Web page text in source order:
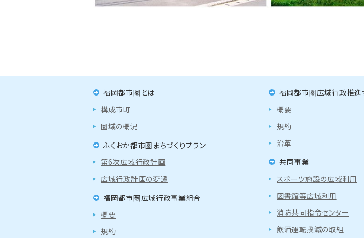
福岡都市圏とは
構成市町
圏域の概況
ふくおか都市圏まちづくりプラン
第6次広域行政計画
広域行政計画の変遷
福岡都市圏広域行政事業組合
概要
規約
福岡都市圏広域行政推進
概要
規約
沿革
共同事業
スポーツ施設の広域利用
図書館等広域利用
消防共同指令センター
飲酒運転撲滅の取組